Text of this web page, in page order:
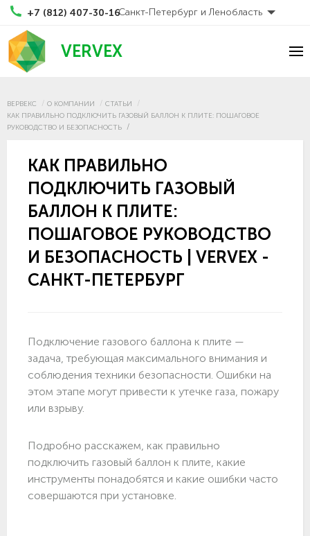
+7 (812) 407-30-16Санкт-Петербург и Ленобласть
VERVEX
ВЕРВЕКС О КОМПАНИИ
СТАТЬИ
КАК ПРАВИЛЬНО ПОДКЛЮЧИТЬ ГАЗОВЫЙ БАЛЛОН К ПЛИТЕ: ПОШАГОВОЕ
РУКОВОДСТВО И БЕЗОПАСНОСТЬ
КАК ПРАВИЛЬНО
ПОДКЛЮЧИТЬ ГАЗОВЫЙ
БАЛЛОН К ПЛИТЕ:
ПОШАГОВОЕ РУКОВОДСТВО
И БЕЗОПАСНОСТЬ | VERVEX -
САНКТ-ПЕТЕРБУРГ
Подключение газового баллона к плите —
задача, требующая максимального внимания и
соблюдения техники безопасности. Ошибки на
этом этапе могут привести к утечке газа, пожару
или взрыву.
Подробно расскажем, как правильно
подключить газовый баллон к плите, какие
инструменты понадобятся и какие ошибки часто
совершаются при установке.